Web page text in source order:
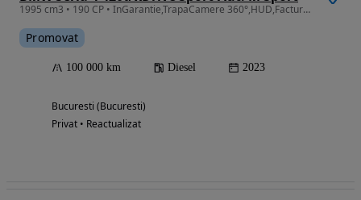
1995 cm3 • 190 CP • InGarantie,TrapaCamere 360°,HUD,Factura, TVA inclus, Posibilit.Leasing
Promovat
100 000 km Diesel 2023
Bucuresti (Bucuresti)
Privat • Reactualizat